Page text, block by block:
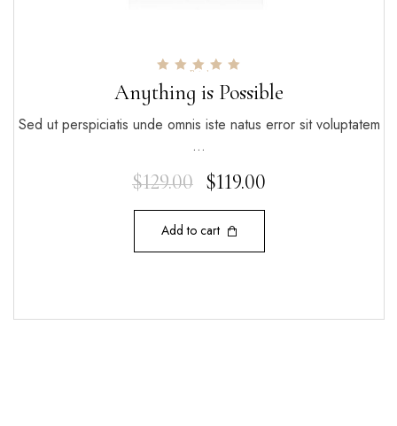
Rated
out of 5
Anything is Possible
Sed ut perspiciatis unde omnis iste natus error sit voluptatem
…
$129.00 $119.00
Add to cart